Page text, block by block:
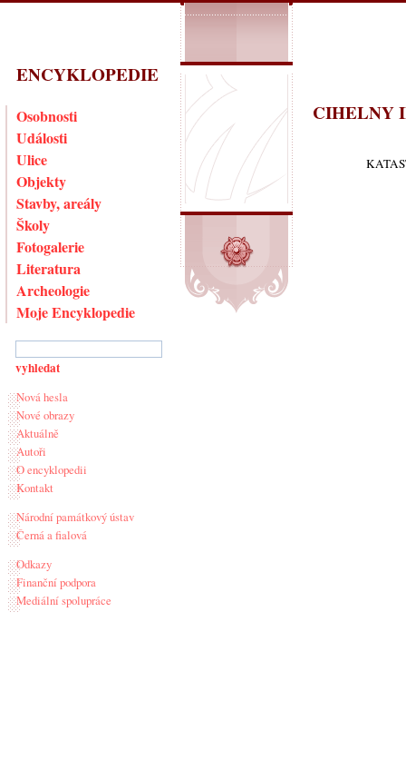
ENCYKLOPEDIE
Osobnosti
Události
Ulice
Objekty
Stavby, areály
Školy
Fotogalerie
Literatura
Archeologie
Moje Encyklopedie
Nová hesla
Nové obrazy
Aktuálně
Autoři
O encyklopedii
Kontakt
Národní památkový ústav
Černá a fialová
Odkazy
Finanční podpora
Mediální spolupráce
CIHELNY